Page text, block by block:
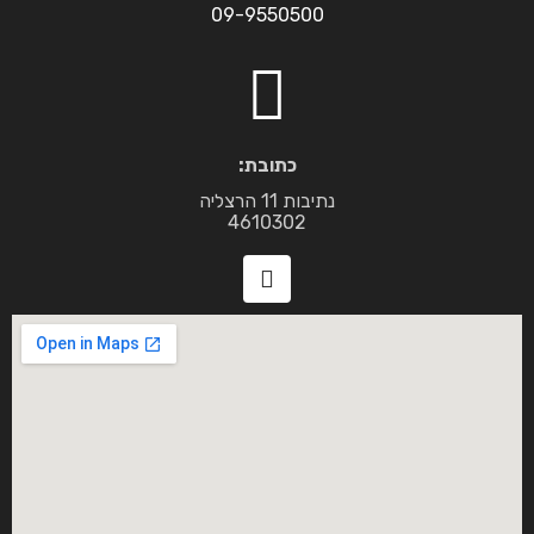
09-9550500
כתובת:
נתיבות 11 הרצליה
4610302